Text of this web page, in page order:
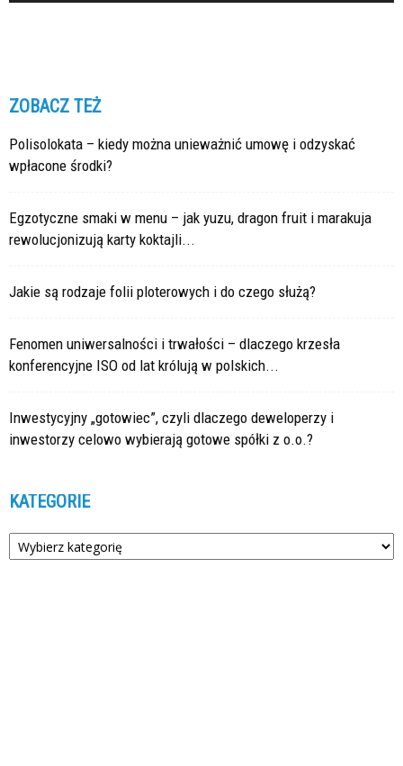
ZOBACZ TEŻ
Polisolokata – kiedy można unieważnić umowę i odzyskać
wpłacone środki?
Egzotyczne smaki w menu – jak yuzu, dragon fruit i marakuja
rewolucjonizują karty koktajli...
Jakie są rodzaje folii ploterowych i do czego służą?
Fenomen uniwersalności i trwałości – dlaczego krzesła
konferencyjne ISO od lat królują w polskich...
Inwestycyjny „gotowiec”, czyli dlaczego deweloperzy i
inwestorzy celowo wybierają gotowe spółki z o.o.?
KATEGORIE
Kategorie